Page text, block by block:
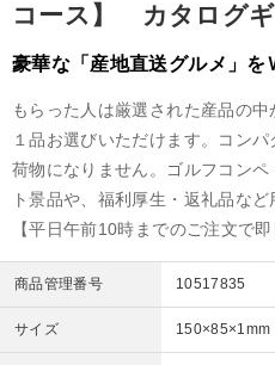
コース】 カタログギ
豪華な「産地直送グルメ」を
もらった人は厳選された産品の
１品お選びいただけます。コンパ
荷物になりません。ゴルフコン
ト景品や、福利厚生・返礼品など
【平日午前10時までのご注文で即
商品管理番号 10517835
サイズ 150×85×1mm